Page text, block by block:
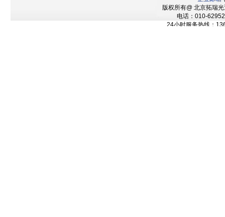
版权所有@ 北京拓瑞
电话：010-
24小时服务热线：